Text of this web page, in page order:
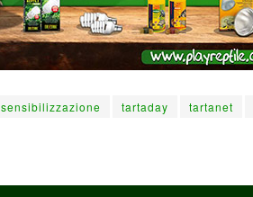
sensibilizzazione tartaday tartanet